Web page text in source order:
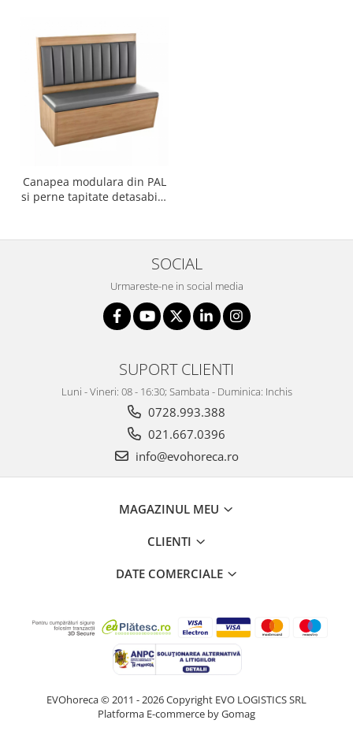
Canapea modulara din PAL
si perne tapitate detasabile
SOCIAL
Urmareste-ne in social media
SUPORT CLIENTI
Luni - Vineri: 08 - 16:30; Sambata - Duminica: Inchis
0728.993.388
021.667.0396
info@evohoreca.ro
MAGAZINUL MEU
CLIENTI
DATE COMERCIALE
EVOhoreca © 2011 - 2026 Copyright EVO LOGISTICS SRL
Platforma E-commerce by Gomag